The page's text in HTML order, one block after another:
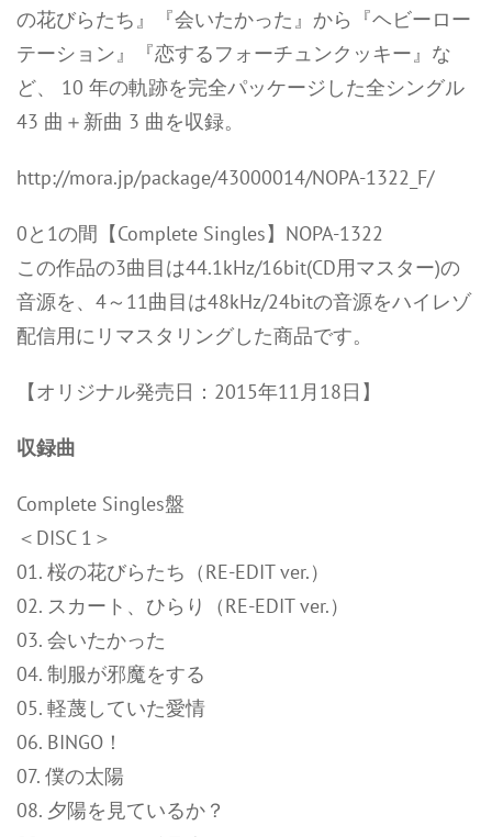
の花びらたち』『会いたかった』から『ヘビーロー
テーション』『恋するフォーチュンクッキー』な
ど、 10 年の軌跡を完全パッケージした全シングル
43 曲＋新曲 3 曲を収録。
http://mora.jp/package/43000014/NOPA-1322_F/
0と1の間【Complete Singles】NOPA-1322
この作品の3曲目は44.1kHz/16bit(CD用マスター)の
音源を、4～11曲目は48kHz/24bitの音源をハイレゾ
配信用にリマスタリングした商品です。
【オリジナル発売日：2015年11月18日】
収録曲
Complete Singles盤
＜DISC 1＞
01. 桜の花びらたち（RE-EDIT ver.）
02. スカート、ひらり（RE-EDIT ver.）
03. 会いたかった
04. 制服が邪魔をする
05. 軽蔑していた愛情
06. BINGO！
07. 僕の太陽
08. 夕陽を見ているか？